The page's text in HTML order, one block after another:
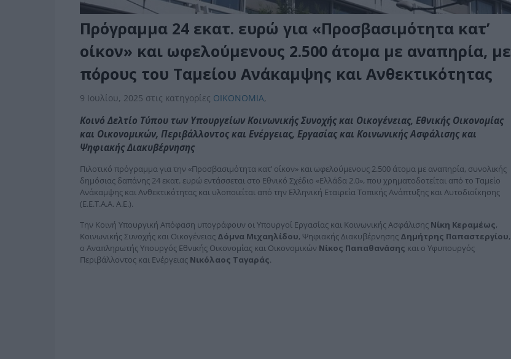
Πρόγραμμα 24 εκατ. ευρώ για «Προσβασιμότητα κατ’
οίκον» και ωφελούμενους 2.500 άτομα με αναπηρία, με
πόρους του Ταμείου Ανάκαμψης και Ανθεκτικότητας
9 Ιουλίου, 2025 στις κατηγορίες ΟΙΚΟΝΟΜΙΑ,
Κοινό Δελτίο Τύπου των Υπουργείων Κοινωνικής Συνοχής και Οικογένειας, Εθνικής Οικονομίας
και Οικονομικών, Περιβάλλοντος και Ενέργειας, Εργασίας και Κοινωνικής Ασφάλισης και
Ψηφιακής Διακυβέρνησης
Πιλοτικό πρόγραμμα για την «Προσβασιμότητα κατ’ οίκον» και ωφελούμενους 2.500 άτομα με αναπηρία, συνολικής
δημόσιας δαπάνης 24 εκατ. ευρώ εντάσσεται στο Εθνικό Σχέδιο «Ελλάδα 2.0», που χρηματοδοτείται από το Ταμείο
Ανάκαμψης και Ανθεκτικότητας και υλοποιείται από την Ελληνική Εταιρεία Τοπικής Ανάπτυξης και Αυτοδιοίκησης
(Ε.Ε.Τ.Α.Α. Α.Ε.).
Την Κοινή Υπουργική Απόφαση υπογράφουν οι Υπουργοί Εργασίας και Κοινωνικής Ασφάλισης Νίκη Κεραμέως,
Κοινωνικής Συνοχής και Οικογένειας Δόμνα Μιχαηλίδου, Ψηφιακής Διακυβέρνησης Δημήτρης Παπαστεργίου,
ο Αναπληρωτής Υπουργός Εθνικής Οικονομίας και Οικονομικών Νίκος Παπαθανάσης και ο Υφυπουργός
Περιβάλλοντος και Ενέργειας Νικόλαος Ταγαράς.